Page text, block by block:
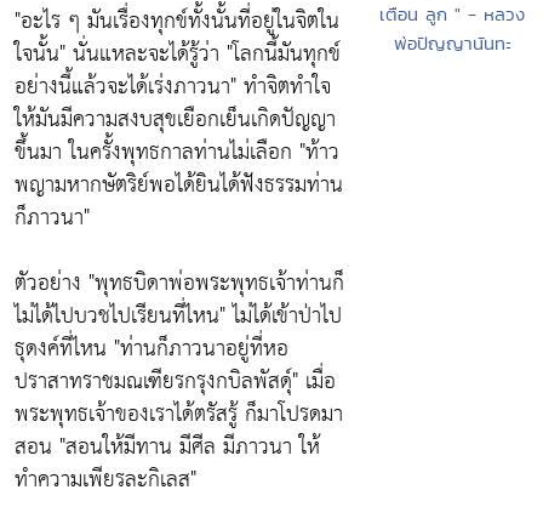
"อะไร ๆ มันเรื่องทุกข์ทั้งนั้นที่อยู่ในจิตใน
ใจนั้น"นั่นแหละจะได้รู้ว่า "โลกนี้มันทุกข์
อย่างนี้แล้วจะได้เร่งภาวนา"ทำจิตทำใจ
ให้มันมีความสงบสุขเยือกเย็นเกิดปัญญา
ขึ้นมา ในครั้งพุทธกาลท่านไม่เลือก "ท้าว
พญามหากษัตริย์พอได้ยินได้ฟังธรรมท่าน
ก็ภาวนา"
ตัวอย่าง "พุทธบิดาพ่อพระพุทธเจ้าท่านก็
ไม่ได้ไปบวชไปเรียนที่ไหน"ไม่ได้เข้าป่าไป
ธุดงค์ที่ไหน "ท่านก็ภาวนาอยู่ที่หอ
ปราสาทราชมณเฑียรกรุงกบิลพัสดุ์" เมื่อ
พระพุทธเจ้าของเราได้ตรัสรู้ ก็มาโปรดมา
สอน "สอนให้มีทาน มีศีล มีภาวนา ให้
ทำความเพียรละกิเลส"
เตือน ลูก " - หลวง
พ่อปัญญานันทะ